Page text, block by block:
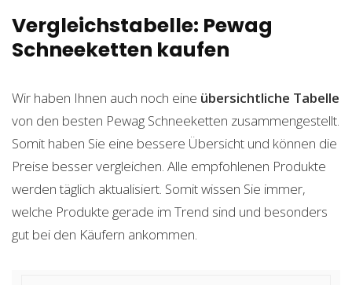
Vergleichstabelle: Pewag
Schneeketten kaufen
Wir haben Ihnen auch noch eine übersichtliche Tabelle
von den besten Pewag Schneeketten zusammengestellt.
Somit haben Sie eine bessere Übersicht und können die
Preise besser vergleichen. Alle empfohlenen Produkte
werden täglich aktualisiert. Somit wissen Sie immer,
welche Produkte gerade im Trend sind und besonders
gut bei den Käufern ankommen.